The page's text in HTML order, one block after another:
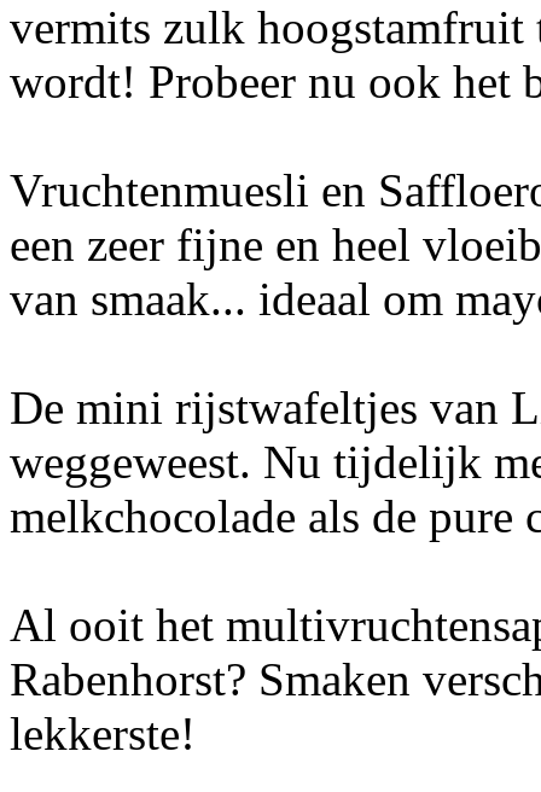
vermits zulk hoogstamfruit
wordt! Probeer nu ook het
Vruchtenmuesli en
een zeer fijne en heel
van smaak... ideaal om
De mini rijstwafeltjes van
weggeweest. Nu tijdelijk
melkchocolade als de
Al ooit het
Rabenhorst? Smaken
lekkerste!